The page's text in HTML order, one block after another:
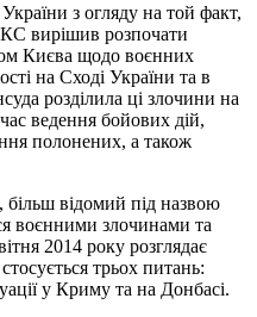
з огляду на той факт,
вирішив розпочати
Києва щодо воєнних
на Сході України та в
розділила ці злочини на
ведення бойових дій,
полонених, а також
відомий під назвою
воєнними злочинами та
2014 року розглядає
трьох питань:
у Криму та на Донбасі.